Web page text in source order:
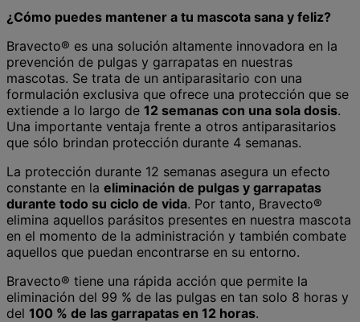
¿Cómo puedes mantener a tu mascota sana y feliz?
Bravecto® es una solución altamente innovadora en la
prevención de pulgas y garrapatas en nuestras
mascotas. Se trata de un antiparasitario con una
formulación exclusiva que ofrece una protección que se
extiende a lo largo de 12 semanas con una sola dosis.
Una importante ventaja frente a otros antiparasitarios
que sólo brindan protección durante 4 semanas.
La protección durante 12 semanas asegura un efecto
constante en la eliminación de pulgas y garrapatas
durante todo su ciclo de vida. Por tanto, Bravecto®
elimina aquellos parásitos presentes en nuestra mascota
en el momento de la administración y también combate
aquellos que puedan encontrarse en su entorno.
Bravecto® tiene una rápida acción que permite la
eliminación del 99 % de las pulgas en tan solo 8 horas y
del 100 % de las garrapatas en 12 horas.